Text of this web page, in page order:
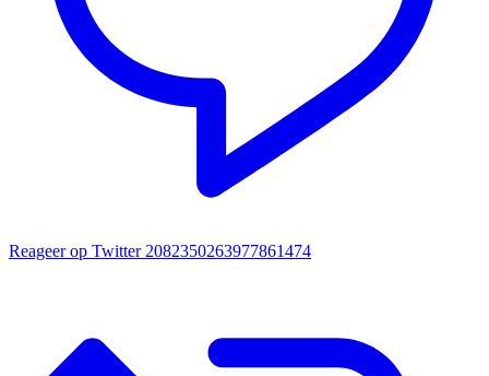
Reageer op Twitter 2082350263977861474